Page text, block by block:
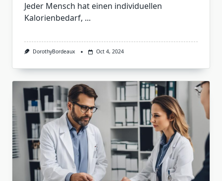
Jeder Mensch hat einen individuellen
Kalorienbedarf, ...
DorothyBordeaux Oct 4, 2024